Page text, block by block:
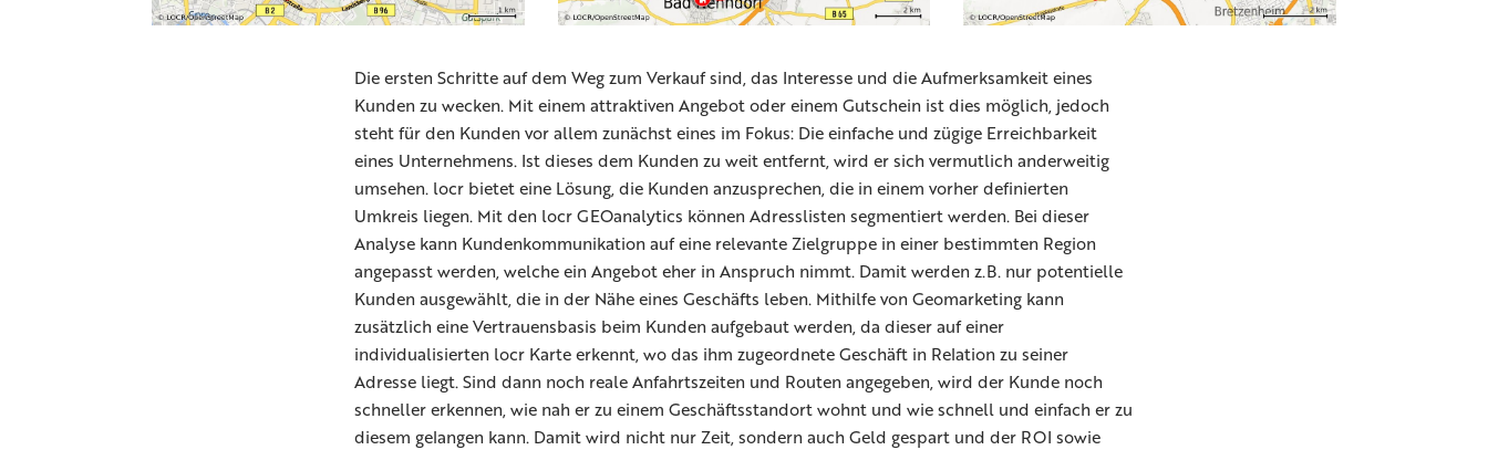
Die ersten Schritte auf dem Weg zum Verkauf sind, das Interesse und die Aufmerksamkeit eines
Kunden zu wecken. Mit einem attraktiven Angebot oder einem Gutschein ist dies möglich, jedoch
steht für den Kunden vor allem zunächst eines im Fokus: Die einfache und zügige Erreichbarkeit
eines Unternehmens. Ist dieses dem Kunden zu weit entfernt, wird er sich vermutlich anderweitig
umsehen. locr bietet eine Lösung, die Kunden anzusprechen, die in einem vorher definierten
Umkreis liegen. Mit den locr GEOanalytics können Adresslisten segmentiert werden. Bei dieser
Analyse kann Kundenkommunikation auf eine relevante Zielgruppe in einer bestimmten Region
angepasst werden, welche ein Angebot eher in Anspruch nimmt. Damit werden z.B. nur potentielle
Kunden ausgewählt, die in der Nähe eines Geschäfts leben. Mithilfe von Geomarketing kann
zusätzlich eine Vertrauensbasis beim Kunden aufgebaut werden, da dieser auf einer
individualisierten locr Karte erkennt, wo das ihm zugeordnete Geschäft in Relation zu seiner
Adresse liegt. Sind dann noch reale Anfahrtszeiten und Routen angegeben, wird der Kunde noch
schneller erkennen, wie nah er zu einem Geschäftsstandort wohnt und wie schnell und einfach er zu
diesem gelangen kann. Damit wird nicht nur Zeit, sondern auch Geld gespart und der ROI sowie